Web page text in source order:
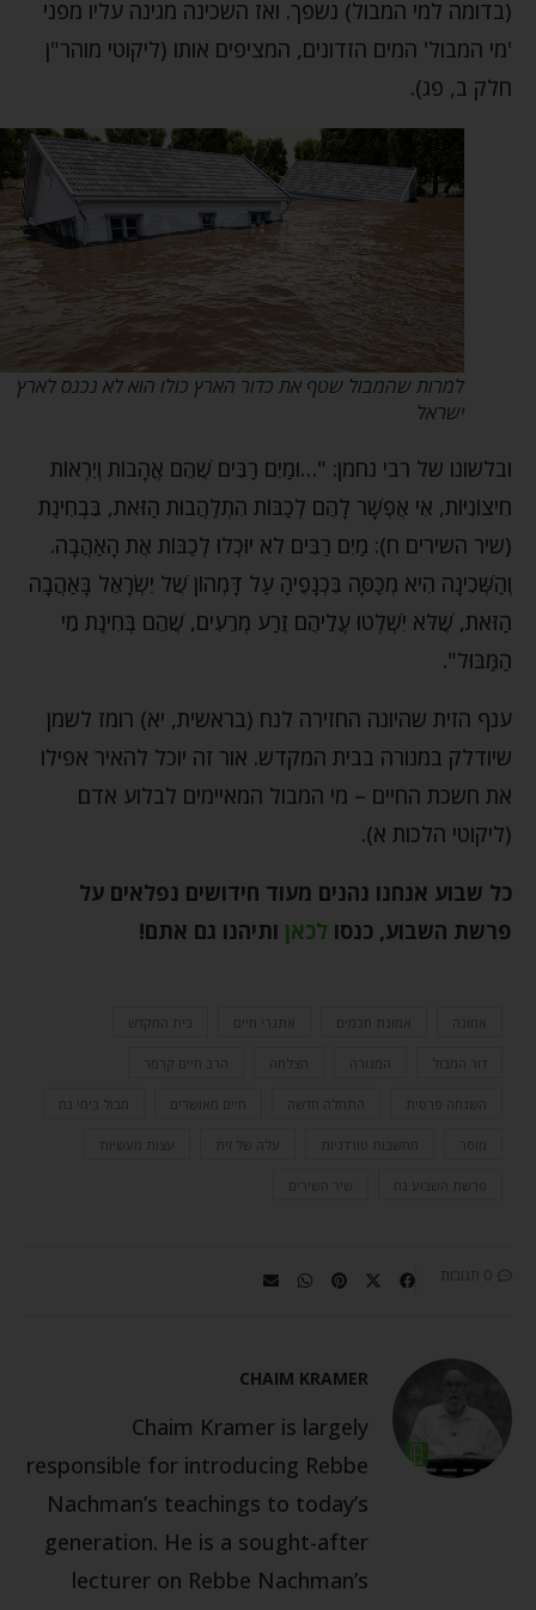
(בדומה למי המבול) נשפך. ואז השכינה מגינה עליו מפני
'מי המבול' המים הזדונים, המציפים אותו (ליקוטי מוהר"ן
חלק ב, פג).
למרות שהמבול שטף את כדור הארץ כולו הוא לא נכנס לארץ
ישראל
ובלשונו של רבי נחמן: "…וּמַיִם רַבִּים שֶׁהֵם אֲהָבוֹת וְיִרְאוֹת
חִיצוֹנִיּוֹת, אִי אֶפְשָׁר לָהֶם לְכַבּוֹת הִתְלַהֲבוּת הַזֹּאת, בִּבְחִינַת
(שיר השירים ח): מַיִם רַבִּים לֹא יוּכְלוּ לְכַבּוֹת אֶת הָאַהֲבָה.
וְהַשְּׁכִינָה הִיא מְכַסָּה בִּכְנָפֶיהָ עַל דָּמְהוֹן שֶׁל יִשְׂרָאֵל בָּאַהֲבָה
הַזֹּאת, שֶׁלֹּא יִשְׁלְטוּ עֲלֵיהֶם זֶרַע מְרֵעִים, שֶׁהֵם בְּחִינַת מֵי
הַמַּבּוּל".
ענף הזית שהיונה החזירה לנח (בראשית, יא) רומז לשמן
שיודלק במנורה בבית המקדש. אור זה יוכל להאיר אפילו
את חשכת החיים – מי המבול המאיימים לבלוע אדם
(ליקוטי הלכות א).
כל שבוע אנחנו נהנים מעוד חידושים נפלאים על
פרשת השבוע, כנסולכאן ותיהנו גם אתם!
אמונת חכמים אתגרי חיים בית המקדש
המנורה הצלחה הרב חיים קרמר
השגחה פרטית התחלה חדשה חיים מאושרים מבול בימי נח
מחשבות טורדניות עלה של זית עצות מעשיות
פרשת השבוע נח שיר השירים
0 תגובות
CHAIM KRAMER
Chaim Kramer is largely
responsible for introducing Rebbe
Nachman’s teachings to today’s
generation. He is a sought-after
lecturer on Rebbe Nachman’s